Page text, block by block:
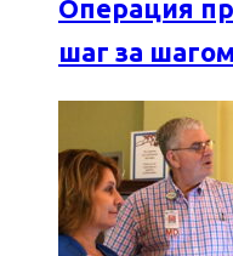
Операция
шаг за шагом